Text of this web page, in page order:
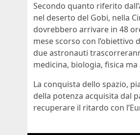
Secondo quanto riferito
nel deserto del Gobi, nella
dovrebbero arrivare in 48
mese scorso con l’obiettivo
due astronauti
medicina, biologia, fisica
La conquista dello spazio,
della potenza acquisita dal
recuperare il ritardo con